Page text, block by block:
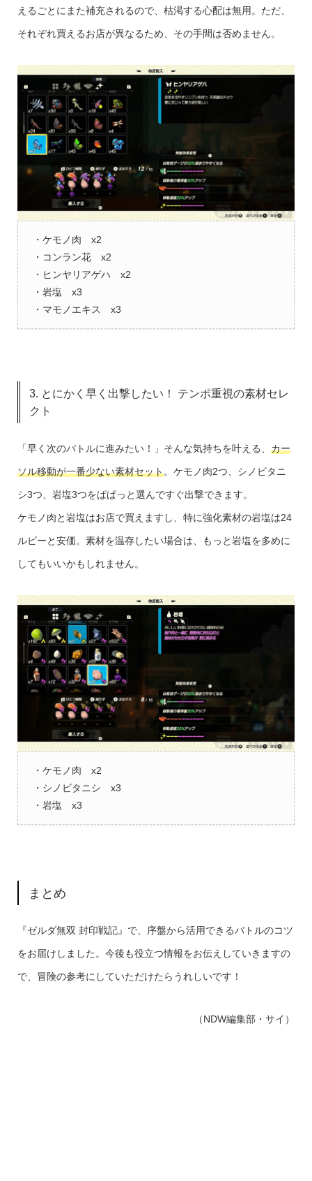
えるごとにまた補充されるので、枯渇する心配は無用。ただ、
それぞれ買えるお店が異なるため、その手間は否めません。
・ケモノ肉 x2
・コンラン花 x2
・ヒンヤリアゲハ x2
・岩塩 x3
・マモノエキス x3
3. とにかく早く出撃したい！ テンポ重視の素材セレ
クト
「早く次のバトルに進みたい！」そんな気持ちを叶える、 カー
ソル移動が一番少ない素材セット。ケモノ肉2つ、シノビタニ
シ3つ、岩塩3つをぱぱっと選んですぐ出撃できます。
ケモノ肉と岩塩はお店で買えますし、特に強化素材の岩塩は24
ルピーと安価。素材を温存したい場合は、もっと岩塩を多めに
してもいいかもしれません。
・ケモノ肉 x2
・シノビタニシ x3
・岩塩 x3
まとめ
『ゼルダ無双 封印戦記』で、序盤から活用できるバトルのコツ
をお届けしました。今後も役立つ情報をお伝えしていきますの
で、冒険の参考にしていただけたらうれしいです！
（NDW編集部・サイ）